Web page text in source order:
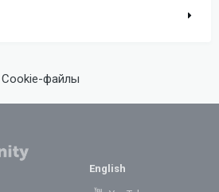
Cookie-файлы
English